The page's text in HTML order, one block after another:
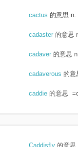
cactus 的意思 n.
cadaster 的意思
cadaver 的意思
cadaverous 的意
caddie 的意思
Caddisfly 的意思